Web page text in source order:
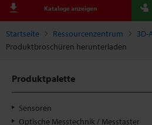
Startseite Ressourcenzentrum
Produktbroschüren herunterladen
Kataloge anzeigen
Produktpalette
Sensoren
Optische Messtechnik / Messtaster